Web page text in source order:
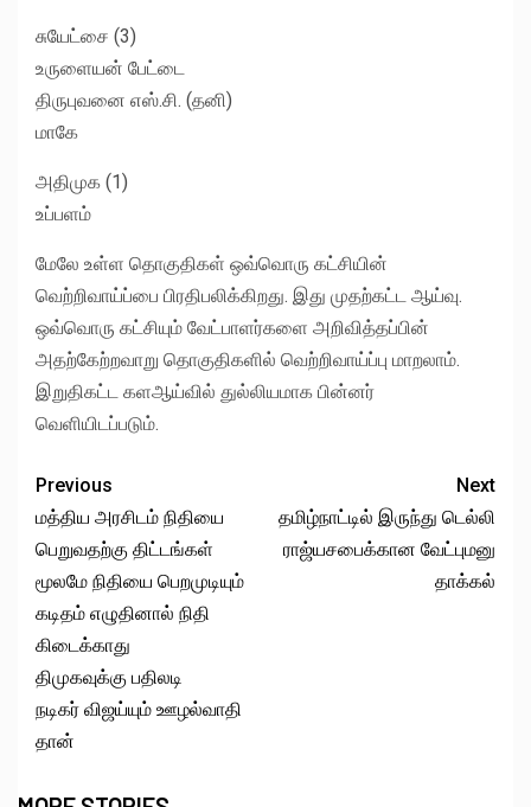
சுயேட்சை (3)
உருளையன் பேட்டை
திருபுவனை எஸ்.சி. (தனி)
மாகே
அதிமுக (1)
உப்பளம்
மேலே உள்ள தொகுதிகள் ஒவ்வொரு கட்சியின்
வெற்றிவாய்ப்பை பிரதிபலிக்கிறது. இது முதற்கட்ட ஆய்வு.
ஒவ்வொரு கட்சியும் வேட்பாளர்களை அறிவித்தப்பின்
அதற்கேற்றவாறு தொகுதிகளில் வெற்றிவாய்ப்பு மாறலாம்.
இறுதிகட்ட களஆய்வில் துல்லியமாக பின்னர்
வெளியிடப்படும்.
Previous
மத்திய அரசிடம் நிதியை
பெறுவதற்கு திட்டங்கள்
மூலமே நிதியை பெறமுடியும்
கடிதம் எழுதினால் நிதி
கிடைக்காது
திமுகவுக்கு பதிலடி
நடிகர் விஜய்யும் ஊழல்வாதி
தான்
Next
தமிழ்நாட்டில் இருந்து டெல்லி
ராஜ்யசபைக்கான வேட்புமனு
தாக்கல்